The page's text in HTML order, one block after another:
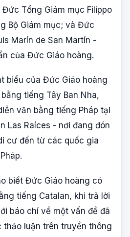
Tổng Giám mục Filippo
Bộ Giám mục; và Đức
Marín de San Martín -
của Đức Giáo hoàng.
biểu của Đức Giáo hoàng
tiếng Tây Ban Nha,
văn bằng tiếng Pháp tại
Las Raíces - nơi đang đón
cư đến từ các quốc gia
biết Đức Giáo hoàng có
tiếng Catalan, khi trả lời
báo chí về một vấn đề đã
thảo luận trên truyền thông